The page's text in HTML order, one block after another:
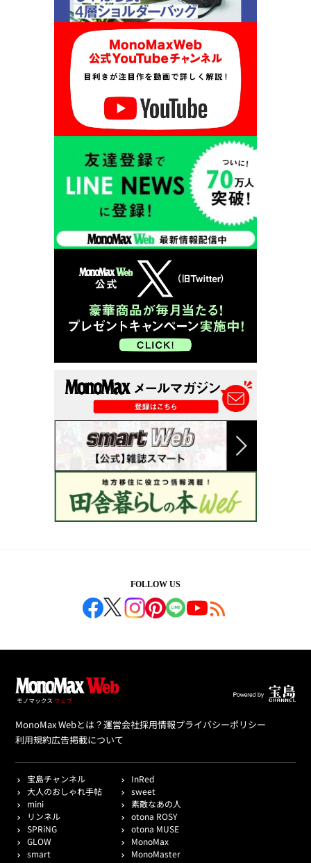
FOLLOW US
MonoMax Webとは？運営会社採用情報プライバシーポリシー
利用規約広告掲載について
宝島チャンネル
InRed
大人のおしゃれ手帖
sweet
mini
素敵なあの人
リンネル
otona ROSY
SPRiNG
otona MUSE
GLOW
MonoMax
smart
MonoMaster